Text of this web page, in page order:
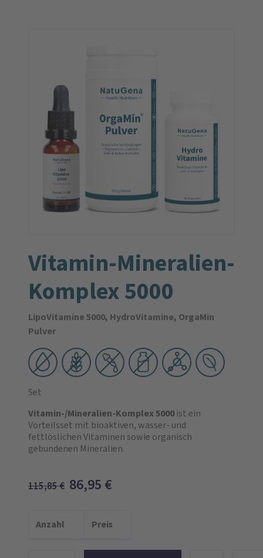
Vitamin-Mine­ralien-
Komplex 5000
LipoVitamine 5000, HydroVitamine, OrgaMin
Pulver
Set
Vitamin-/Mineralien-Komplex 5000 ist ein
Vorteilsset mit bioaktiven, wasser- und
fettlöslichen Vitaminen sowie organisch
gebundenen Mineralien.
115,85€ 86,95 €
Anzahl Preis